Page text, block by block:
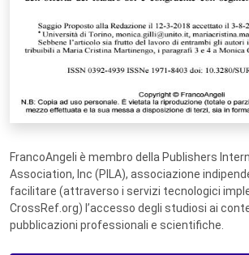
FrancoAngeli è membro della Publishers
Association, Inc (PILA), associazione
facilitare (attraverso i servizi tecnologici
CrossRef.org) l’accesso degli studiosi ai
pubblicazioni professionali e scientifiche.